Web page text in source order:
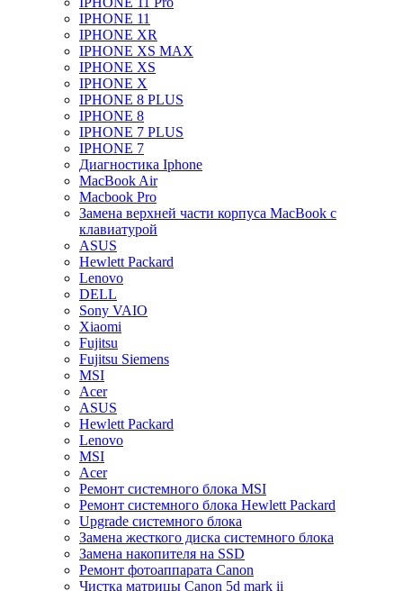
IPHONE 11
IPHONE XR
IPHONE XS MAX
IPHONE XS
IPHONE X
IPHONE 8 PLUS
IPHONE 8
IPHONE 7 PLUS
IPHONE 7
Диагностика Iphone
MacBook Air
Macbook Pro
Замена верхней части корпуса MacBook с
клавиатурой
ASUS
Hewlett Packard
Lenovo
DELL
Sony VAIO
Xiaomi
Fujitsu
Fujitsu Siemens
MSI
Acer
ASUS
Hewlett Packard
Lenovo
MSI
Acer
Ремонт системного блока MSI
Ремонт системного блока Hewlett Packard
Upgrade системного блока
Замена жесткого диска системного блока
Замена накопителя на SSD
Ремонт фотоаппарата Canon
Чистка матрицы Canon 5d mark ii